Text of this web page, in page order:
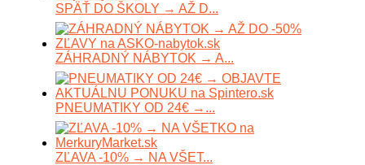
SPÄŤ DO ŠKOLY → AŽ D...
ZÁHRADNÝ NÁBYTOK → A...
PNEUMATIKY OD 24€ →...
ZĽAVA -10% → NA VŠET...